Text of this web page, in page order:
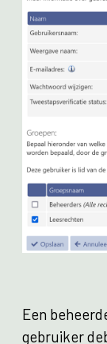
Een
gebruiker